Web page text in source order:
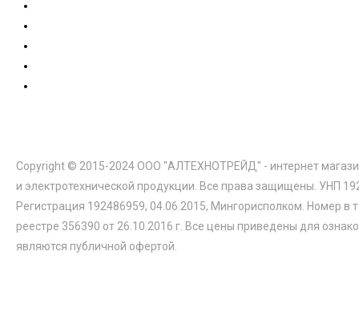
Copyright © 2015-2024 ООО "АЛТЕХНОТРЕЙД" - интернет
и электротехнической продукции. Все права защищены. УНП
Регистрация 192486959, 04.06.2015, Мингорисполком. Номер в
реестре 356390 от 26.10.2016 г. Все цены приведены для
являются публичной офертой.